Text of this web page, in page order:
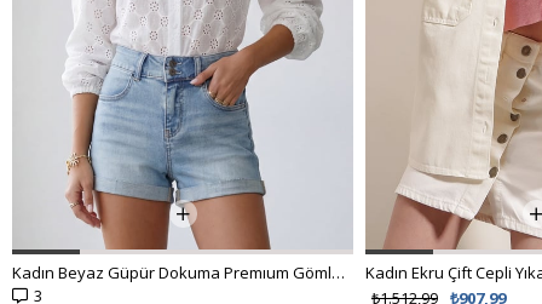
Kadın Beyaz Güpür Dokuma Premıum Gömlek ALC-X4366
3
₺907,99
₺1.512,99